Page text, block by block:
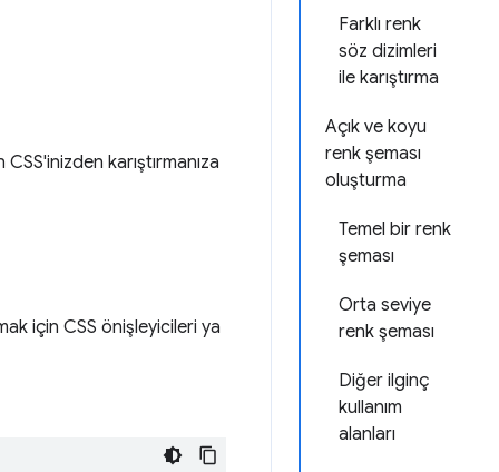
Farklı renk
söz dizimleri
ile karıştırma
Açık ve koyu
renk şeması
oluşturma
Temel bir renk
şeması
Orta seviye
renk şeması
Diğer ilginç
kullanım
alanları
karıştırmanıza
için CSS önişleyicileri ya